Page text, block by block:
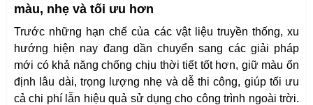
màu, nhẹ và tối ưu hơn
Trước những hạn chế của các vật liệu truyền thống, xu
hướng hiện nay đang dần chuyển sang các giải pháp
mới có khả năng chống chịu thời tiết tốt hơn, giữ màu ổn
định lâu dài, trọng lượng nhẹ và dễ thi công, giúp tối ưu
cả chi phí lẫn hiệu quả sử dụng cho công trình ngoài trời.